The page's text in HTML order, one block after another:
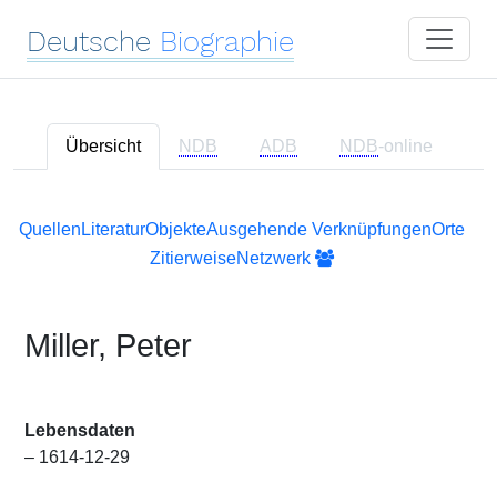
Deutsche Biographie
Übersicht NDB ADB NDB-online
Quellen LiteraturObjekteAusgehende VerknüpfungenOrte
ZitierweiseNetzwerk
Miller, Peter
Lebensdaten
– 1614-12-29